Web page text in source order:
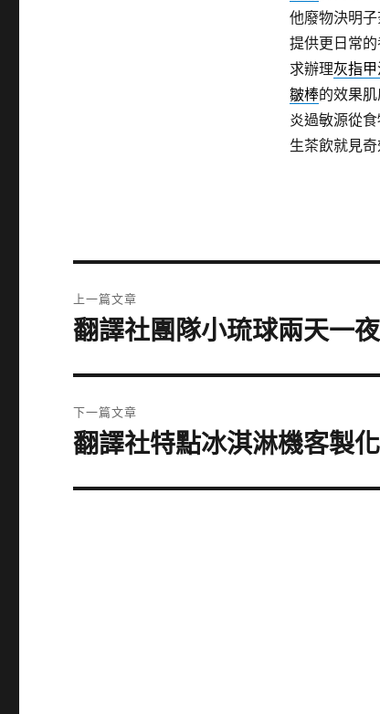
他廢物決明
提供更日常
求辦理灰指
皺棒的效果
炎過敏源從
生茶飲就見
章
上一篇文章
上
篇
文
章:
翻譯社團隊小琉球兩天一
下一篇文章
下
篇
翻譯社特點冰淇淋機客製